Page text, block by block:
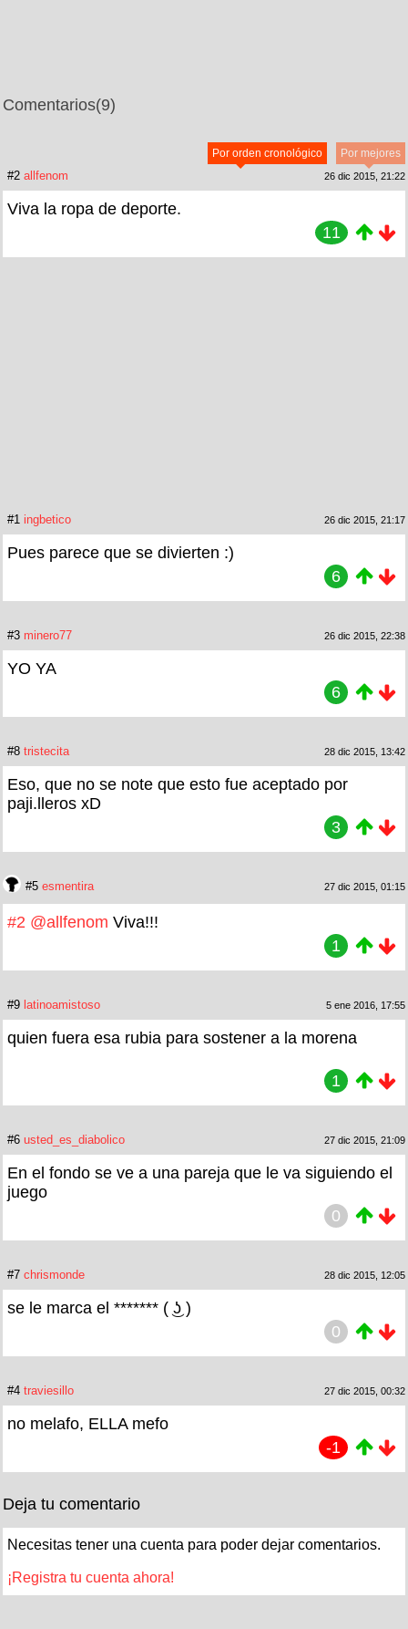
Comentarios(9)
Por mejores
Por orden cronológico
#2 allfenom 26 dic 2015, 21:22
Viva la ropa de deporte.
11
#1 ingbetico 26 dic 2015, 21:17
Pues parece que se divierten :)
6
#3 minero77 26 dic 2015, 22:38
YO YA
6
#8 tristecita 28 dic 2015, 13:42
Eso, que no se note que esto fue aceptado por
paji.lleros xD
3
#5 esmentira 27 dic 2015, 01:15
#2 @allfenom Viva!!!
1
#9 latinoamistoso 5 ene 2016, 17:55
quien fuera esa rubia para sostener a la morena
1
#6 usted_es_diabolico 27 dic 2015, 21:09
En el fondo se ve a una pareja que le va siguiendo el
juego
0
#7 chrismonde 28 dic 2015, 12:05
se le marca el ******* ( ͜ʖ )
0
#4 traviesillo 27 dic 2015, 00:32
no melafo, ELLA mefo
-1
Deja tu comentario
Necesitas tener una cuenta para poder dejar comentarios.
¡Registra tu cuenta ahora!